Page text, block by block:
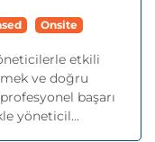
Onsite
etkili
ve doğru
başarı
yöneticil...